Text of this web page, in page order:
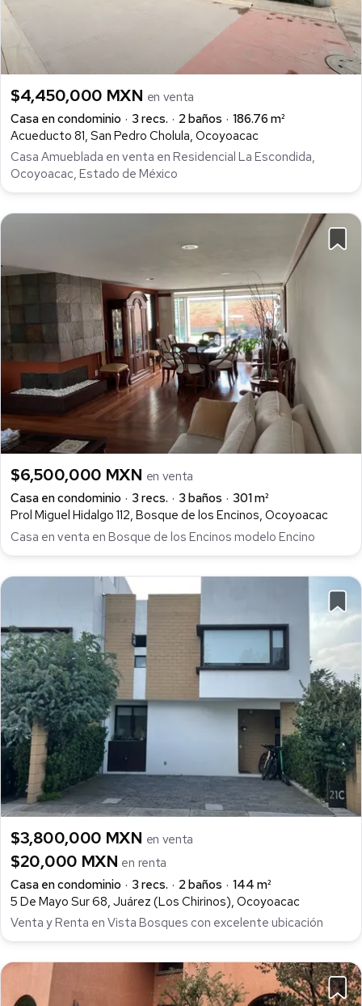
$4,450,000 MXN en venta
Casa en condominio
3 recs. 2 baños
186.76 m²
Acueducto 81, San Pedro Cholula, Ocoyoacac
Casa Amueblada en venta en Residencial La Escondida,
Ocoyoacac, Estado de México
$6,500,000 MXN en venta
Casa en condominio
3 recs. 3 baños
301 m²
Prol Miguel Hidalgo 112, Bosque de los Encinos, Ocoyoacac
Casa en venta en Bosque de los Encinos modelo Encino
$3,800,000 MXN en venta
$20,000 MXN en renta
Casa en condominio
3 recs. 2 baños
144 m²
5 De Mayo Sur 68, Juárez (Los Chirinos), Ocoyoacac
Venta y Renta en Vista Bosques con excelente ubicación